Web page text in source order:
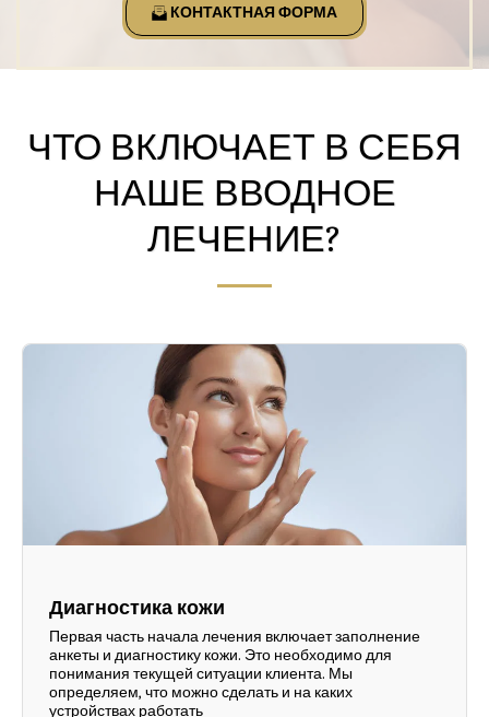
КОНТАКТНАЯ ФОРМА
ЧТО ВКЛЮЧАЕТ В СЕБЯ
НАШЕ ВВОДНОЕ
ЛЕЧЕНИЕ?
Диагностика кожи
Первая часть начала лечения включает заполнение
анкеты и диагностику кожи. Это необходимо для
понимания текущей ситуации клиента. Мы
определяем, что можно сделать и на каких
устройствах работать